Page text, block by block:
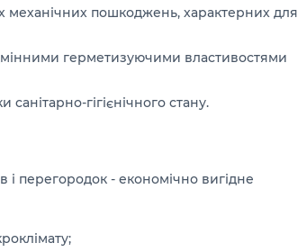
механічних пошкоджень, характерних для
герметизуючими властивостями
гігієнічного стану.
і перегородок - економічно вигідне